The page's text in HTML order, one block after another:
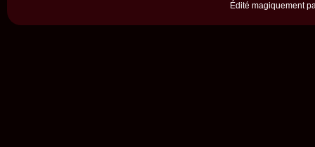
Édité magiquement